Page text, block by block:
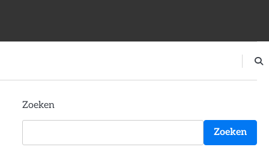
Zoeken
Zoeken